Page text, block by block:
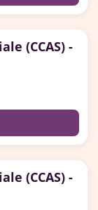
(CCAS) -
(CCAS) -